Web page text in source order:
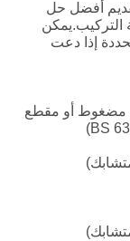
أفضل حل
التركيب.يمكن
إذا دعت